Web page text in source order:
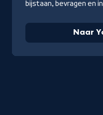
bijstaan, bevragen en
Naar